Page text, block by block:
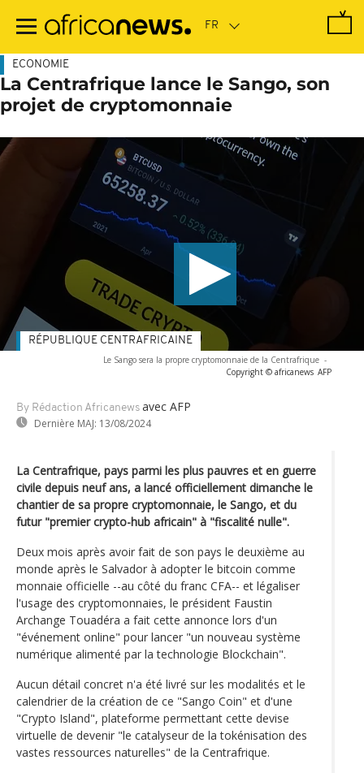
contenu
ECONOMIE
La Centrafrique lance le Sango, son
projet de cryptomonnaie
Le Sango sera la propre cryptomonnaie de la Centrafrique -
Copyright © africanews AFP
By Rédaction Africanews avec AFP
Dernière MAJ: 13/08/2024
RÉPUBLIQUE CENTRAFRICAINE
La Centrafrique, pays parmi les plus pauvres et en guerre
civile depuis neuf ans, a lancé officiellement dimanche le
chantier de sa propre cryptomonnaie, le Sango, et du
futur "premier crypto-hub africain" à "fiscalité nulle".
Deux mois après avoir fait de son pays le deuxième au
monde après le Salvador à adopter le bitcoin comme
monnaie officielle --au côté du franc CFA-- et légaliser
l'usage des cryptomonnaies, le président Faustin
Archange Touadéra a fait cette annonce lors d'un
"événement online" pour lancer "un nouveau système
numérique alimenté par la technologie Blockchain".
Aucun détail concret n'a été livré sur les modalités et le
calendrier de la création de ce "Sango Coin" et d'une
"Crypto Island", plateforme permettant cette devise
virtuelle de devenir "le catalyseur de la tokénisation des
vastes ressources naturelles" de la Centrafrique.